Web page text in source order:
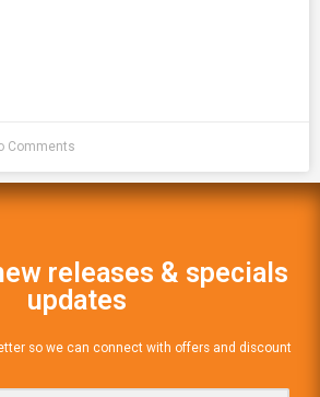
Comments
releases & specials
updates
so we can connect with offers and discount